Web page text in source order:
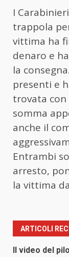
I
trappola
vittima ha
denaro e
la
presenti e
trovata
somma
anche il
Entrambi
arresto,
la vittima
ARTICOLI
Il video del